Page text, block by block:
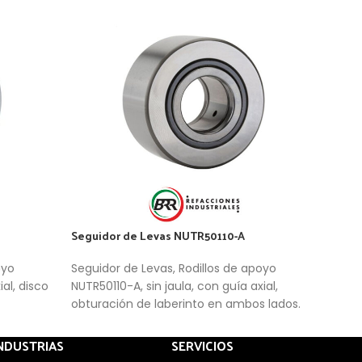
disco
Seguidor de Levas NUTR50110-A
Seguidor de Levas, Rodillos de apoyo
NUTR50110-A, sin jaula, con guía axial,
obturación de laberinto en ambos lados.
SERVICIOS